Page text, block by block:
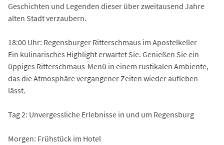
Geschichten und Legenden dieser über zweitausend Jahre
alten Stadt verzaubern.
18:00 Uhr: Regensburger Ritterschmaus im Apostelkeller
Ein kulinarisches Highlight erwartet Sie. Genießen Sie ein
üppiges Ritterschmaus-Menü in einem rustikalen Ambiente,
das die Atmosphäre vergangener Zeiten wieder aufleben
lässt.
Tag 2: Unvergessliche Erlebnisse in und um Regensburg
Morgen: Frühstück im Hotel